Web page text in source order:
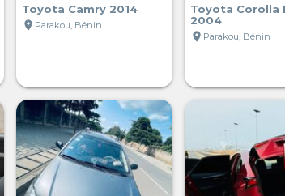
Toyota Camry 2014
location_on Parakou, Bénin
Toyota Corolla
2004
location_on Parakou, Bénin